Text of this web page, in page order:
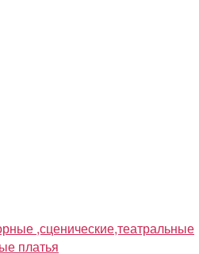
,сценические,театральные
платья